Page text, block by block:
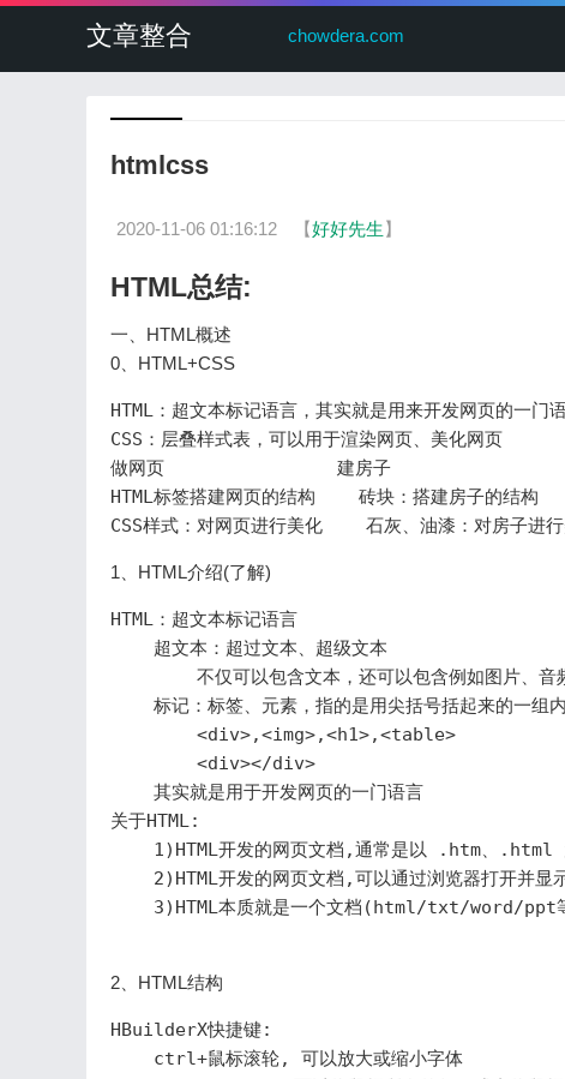
文章整合 chowdera.com
htmlcss
2020-11-06 01:16:12 【好好先生】
HTML总结:
一、HTML概述
0、HTML+CSS
HTML：超文本标记语言，其实就是用来开发网页的一门
CSS：层叠样式表，可以用于渲染网页、美化网页
做网页                建房子
HTML标签搭建网页的结构    砖块：搭建房子的结构
1、HTML介绍(了解)
HTML：超文本标记语言
    超文本：超过文本、超级文本
不仅可以包含文本，还可以包含例如图片、音
标记：标签、元素，指的是用尖括号括起来的一组
        <div>,<img>,<h1>,<table>
        <div></div>
    其实就是用于开发网页的一门语言
关于HTML:
1)HTML开发的网页文档,通常是以 .htm、.html
2)HTML开发的网页文档,可以通过浏览器打开并显
3)HTML本质就是一个文档(html/txt/word/ppt
2、HTML结构
HBuilderX快捷键:
    ctrl+鼠标滚轮, 可以放大或缩小字体